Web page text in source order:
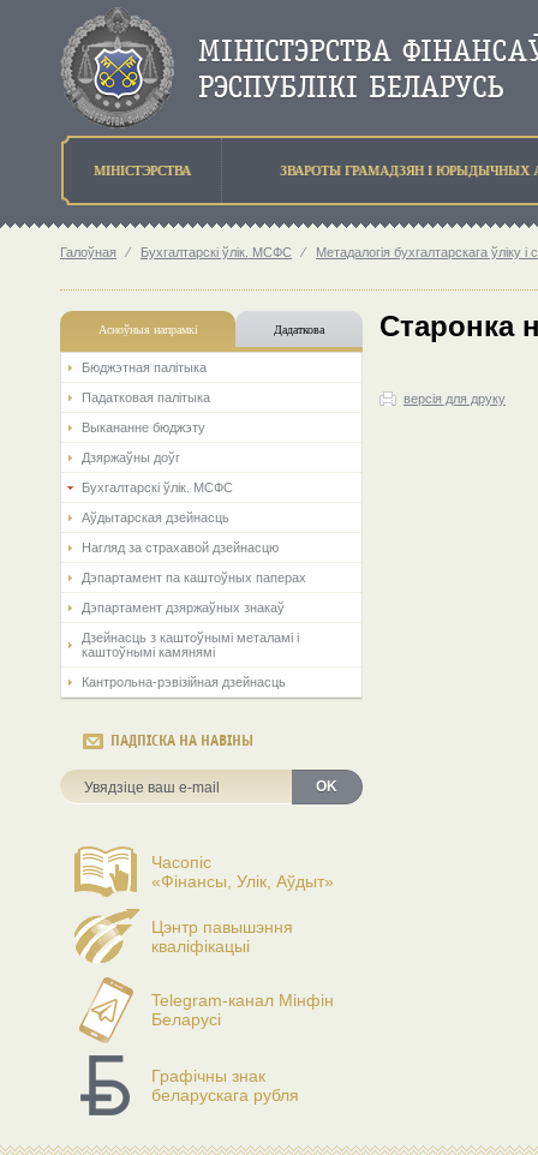
МIНIСТЭРСТВА ЗВАРОТЫ ГРАМАДЗЯН I ЮРЫДЫЧНЫХ
Галоўная ⁄ Бухгалтарскі ўлік. МСФС ⁄ Метадалогія бухгалтарскага ўліку і
Асноўныя напрамкi Дадаткова
Бюджэтная палiтыка
Падатковая палітыка
Выкананне бюджэту
Дзяржаўны доўг
Бухгалтарскі ўлік. МСФС
Аўдытарская дзейнасць
Нагляд за страхавой дзейнасцю
Дэпартамент па каштоўных паперах
Дэпартамент дзяржаўных знакаў
Дзейнасць з каштоўнымі металамі і
каштоўнымі камянямі
Кантрольна-рэвізійная дзейнасць
ПАДПІСКА НА НАВІНЫ
OK
Часопіс
«Фінансы, Улік, Аўдыт»
Цэнтр павышэння
кваліфікацыі
Telegram-канал Мінфін
Беларусі
Графічны знак
беларускага рубля
Старонка
версія для друку